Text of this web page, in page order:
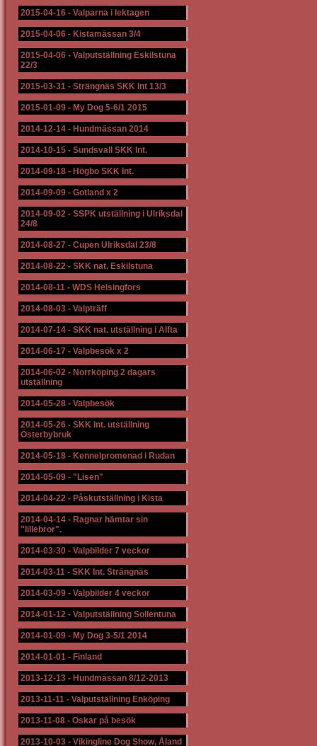
2015-04-16 - Valparna i lektagen
2015-04-06 - Kistamässan 3/4
2015-04-06 - Valputställning Eskilstuna
22/3
2015-03-31 - Strängnäs SKK Int 13/3
2015-01-09 - My Dog 5-6/1 2015
2014-12-14 - Hundmässan 2014
2014-10-15 - Sundsvall SKK Int.
2014-09-18 - Högbo SKK Int.
2014-09-09 - Gotland x 2
2014-09-02 - SSPK utställning i Ulriksdal
24/8
2014-08-27 - Cupen Ulriksdal 23/8
2014-08-22 - SKK nat. Eskilstuna
2014-08-11 - WDS Helsingfors
2014-08-03 - Valpträff
2014-07-14 - SKK nat. utställning i Alfta
2014-06-17 - Valpbesök x 2
2014-06-02 - Norrköping 2 dagars
utställning
2014-05-28 - Valpbesök
2014-05-26 - SKK Int. utställning
Österbybruk
2014-05-18 - Kennelpromenad i Rudan
2014-05-09 - "Lisen"
2014-04-22 - Påskutställning i Kista
2014-04-14 - Ragnar hämtar sin
"lillebror".
2014-03-30 - Valpbilder 7 veckor
2014-03-11 - SKK Int. Strängnäs
2014-03-09 - Valpbilder 4 veckor
2014-01-12 - Valputställning Sollentuna
2014-01-09 - My Dog 3-5/1 2014
2014-01-01 - Finland
2013-12-13 - Hundmässan 8/12-2013
2013-11-11 - Valputställning Enköping
2013-11-08 - Oskar på besök
2013-10-03 - Vikingline Dog Show, Åland